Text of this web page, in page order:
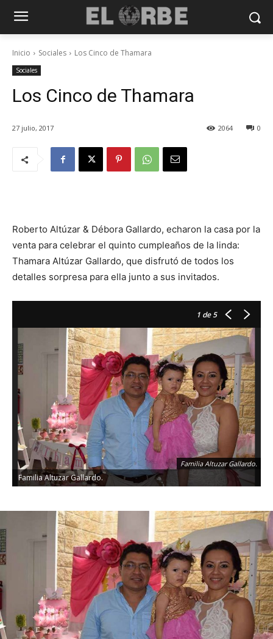
Inicio Sociales Los Cinco de Thamara
Sociales
Los Cinco de Thamara
27 julio, 2017 0
2064
Roberto Altúzar & Débora Gallardo, echaron la casa por la
venta para celebrar el quinto cumpleaños de la linda:
Thamara Altúzar Gallardo, que disfrutó de todos los
detalles sorpresa para ella junto a sus invitados.
1 de 5
Familia Altuzar Gallardo.
Familia Altuzar Gallardo.